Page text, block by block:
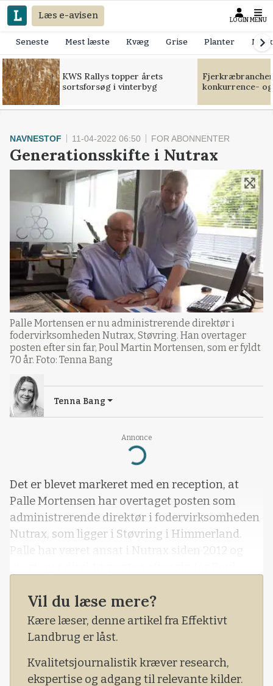
Læs e-avisen LOGIN MENU
Seneste Mest læste Kvæg Grise Planter
KWS Rallys topper årets
sortsforsøg i vinterbyg
konkurrence-
Annonce
Loading...
NAVNESTOF 11-04-2022 06:50 FOR ABONNENTER
Generationsskifte i Nutrax
Palle Mortensen er nu administrerende direktør i
fodervirksomheden Nutrax, Støvring. Han overtager
posten efter sin far, Poul Martin Mortensen, som er fyldt
70 år. Foto: Tenna Bang
Tenna Bang
Det er blevet markeret med en reception, at
Palle Mortensen har overtaget posten som
administrerende direktør i fodervirksomheden
Nutrax, som ligger i Støvring i Himmerland.
Palle har været ansat i Nutrax siden 2012 og
Palle Mortensen er 33 år gammel og ejer
halvdelen af virksomheden sammen med Poul
Martin.
Vil du læse mere?
Kære læser, denne artikel fra Effektivt
Landbrug er låst.
Kvalitetsjournalistik kræver research,
ekspertise og adgang til relevante kilder.